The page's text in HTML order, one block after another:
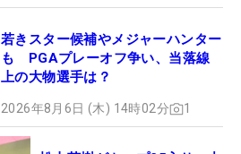
若きスター候補やメジャーハンター
も PGAプレーオフ争い、当落線
上の大物選手は？
2026年8月6日 (木) 14時02分 1